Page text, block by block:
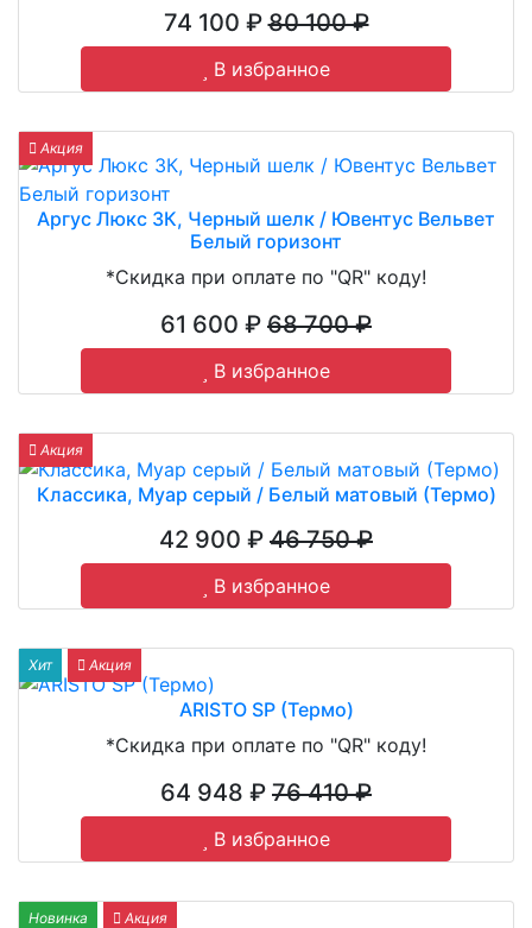
74 100 ₽80 100 ₽
В избранное
Акция
Аргус Люкс 3К, Черный шелк / Ювентус Вельвет
Белый горизонт
*Скидка при оплате по "QR" коду!
61 600 ₽ 68 700 ₽
В избранное
Акция
Классика, Муар серый / Белый матовый (Термо)
42 900 ₽ 46 750 ₽
В избранное
Хит Акция
ARISTO SP (Термо)
*Скидка при оплате по "QR" коду!
64 948 ₽ 76 410 ₽
В избранное
Новинка Акция